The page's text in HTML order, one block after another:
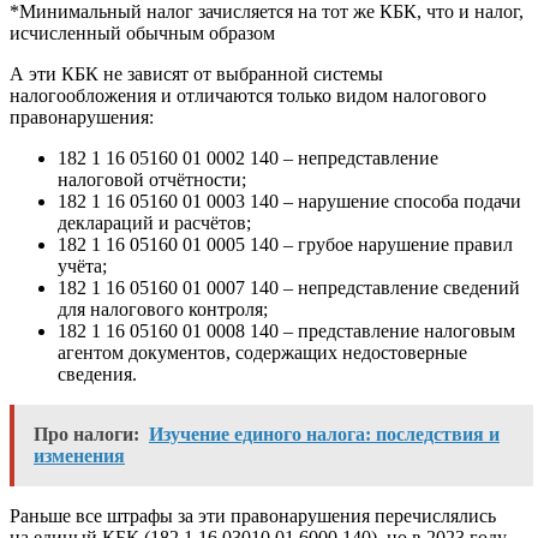
*Минимальный налог зачисляется на тот же КБК, что и налог,
исчисленный обычным образом
А эти КБК не зависят от выбранной системы
налогообложения и отличаются только видом налогового
правонарушения:
182 1 16 05160 01 0002 140 – непредставление
налоговой отчётности;
182 1 16 05160 01 0003 140 – нарушение способа подачи
деклараций и расчётов;
182 1 16 05160 01 0005 140 – грубое нарушение правил
учёта;
182 1 16 05160 01 0007 140 – непредставление сведений
для налогового контроля;
182 1 16 05160 01 0008 140 – представление налоговым
агентом документов, содержащих недостоверные
сведения.
Про налоги: Изучение единого налога: последствия и
изменения
Раньше все штрафы за эти правонарушения перечислялись